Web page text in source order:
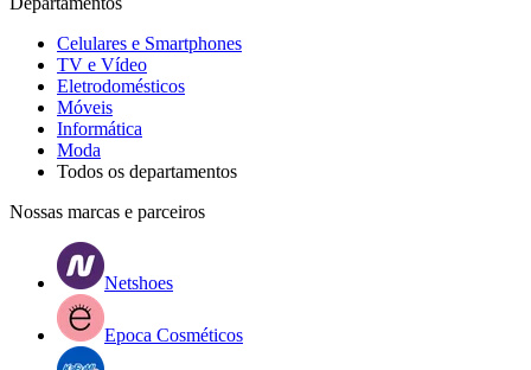
Celulares e Smartphones
TV e Vídeo
Eletrodomésticos
Móveis
Informática
Moda
Todos os departamentos
Nossas marcas e parceiros
Netshoes
Epoca Cosméticos